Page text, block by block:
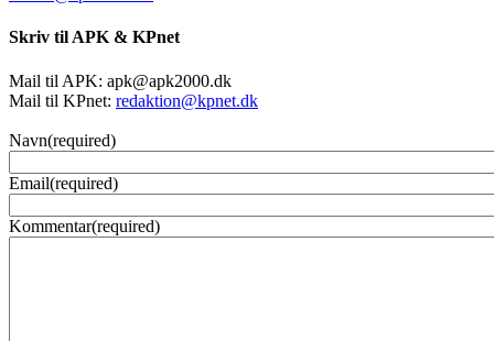
Skriv til APK & KPnet
Mail til APK: apk@apk2000.dk
Mail til KPnet: redaktion@kpnet.dk
Navn(required)
Email(required)
Kommentar(required)